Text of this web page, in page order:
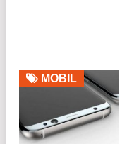
MOBIL